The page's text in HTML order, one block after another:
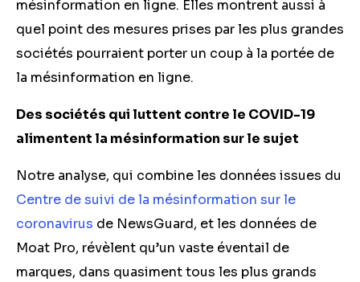
mésinformation en ligne. Elles montrent aussi à
quel point des mesures prises par les plus grandes
sociétés pourraient porter un coup à la portée de
la mésinformation en ligne.
Des sociétés qui luttent contre le COVID-19
alimentent la mésinformation sur le sujet
Notre analyse, qui combine les données issues du
Centre de suivi de la mésinformation sur le
coronavirus de NewsGuard, et les données de
Moat Pro, révèlent qu’un vaste éventail de
marques, dans quasiment tous les plus grands